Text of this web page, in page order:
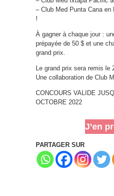
– Club Med Punta Cana en
!
À gagner à chaque jour :
prépayée de 50 $ et une
grand prix.
Le grand prix sera remis le
Une collaboration de Club
CONCOURS VALIDE
OCTOBRE 2022
J’en
PARTAGER SUR